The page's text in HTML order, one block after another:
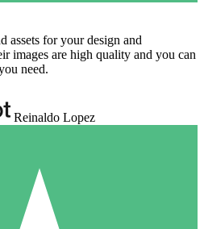
assets for your design and
images are high quality and you can
need.
Reinaldo Lopez